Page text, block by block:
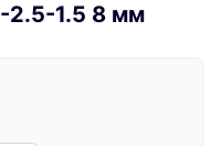
1.5 8 мм